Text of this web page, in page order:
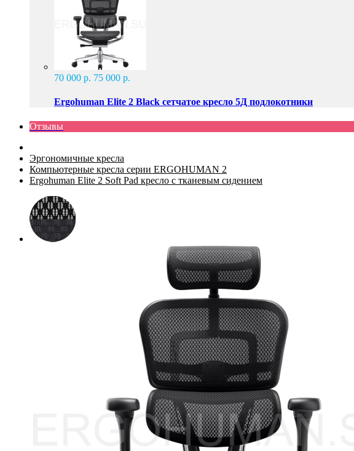
70 000 р. 75 000 р.
Ergohuman Elite 2 Black сетчатое кресло 5Д подлокотники
Отзывы
Эргономичные кресла
Компьютерные кресла серии ERGOHUMAN 2
Ergohuman Elite 2 Soft Pad кресло с тканевым сидением